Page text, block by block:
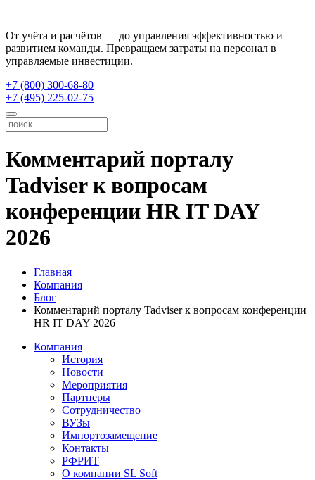
От учёта и расчётов — до управления эффективностью и
развитием команды. Превращаем затраты на персонал в
управляемые инвестиции.
+7 (800) 300-68-80
+7 (495) 225-02-75
Комментарий порталу
Tadviser к вопросам
конференции HR IT DAY
2026
Главная
Компания
Блог
Комментарий порталу Tadviser к вопросам конференции
HR IT DAY 2026
Компания
История
Новости
Мероприятия
Партнеры
Сотрудничество
ВУЗы
Импортозамещение
Контакты
РФРИТ
О компании SL Soft